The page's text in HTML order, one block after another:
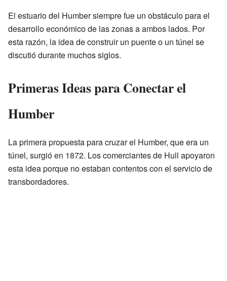
El estuario del Humber siempre fue un obstáculo para el
desarrollo económico de las zonas a ambos lados. Por
esta razón, la idea de construir un puente o un túnel se
discutió durante muchos siglos.
Primeras Ideas para Conectar el
Humber
La primera propuesta para cruzar el Humber, que era un
túnel, surgió en 1872. Los comerciantes de Hull apoyaron
esta idea porque no estaban contentos con el servicio de
transbordadores.